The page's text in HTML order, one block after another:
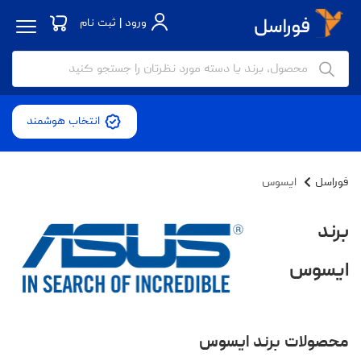
ورود | ثبت نام
انتخاب هوشمند
فوراسل ایسوس
برند
ایسوس
محصولات برند ایسوس